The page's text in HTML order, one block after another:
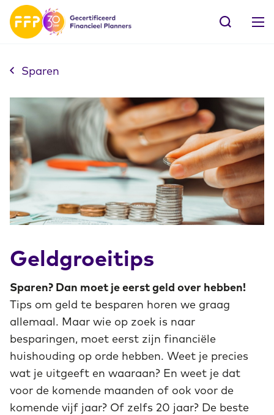
Sparen
Geldgroeitips
Sparen? Dan moet je eerst geld over hebben!
Tips om geld te besparen horen we graag
allemaal. Maar wie op zoek is naar
besparingen, moet eerst zijn financiële
huishouding op orde hebben. Weet je precies
wat je uitgeeft en waaraan? En weet je dat
voor de komende maanden of ook voor de
komende vijf jaar? Of zelfs 20 jaar? De beste